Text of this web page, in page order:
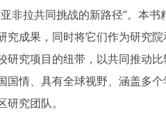
非拉共同挑战的新路径”。本
究成果，同时将它们作为研究
研究项目的纽带，以共同推动比
国情、具有全球视野、涵盖多
究团队。